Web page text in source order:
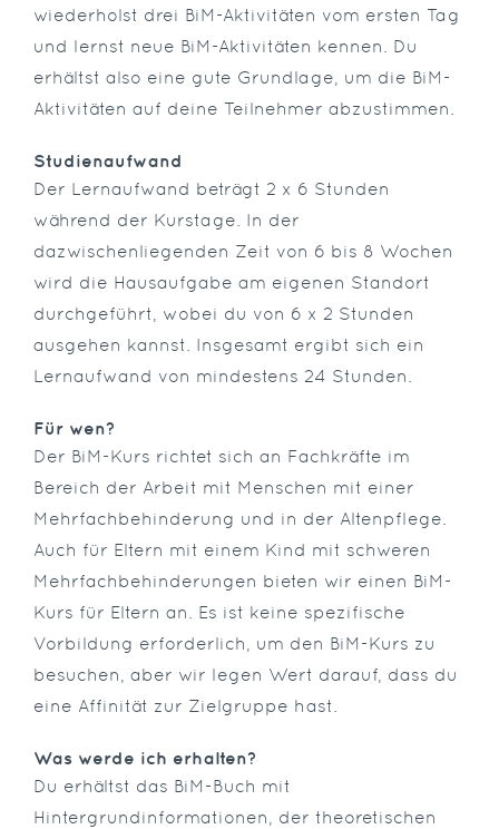
wiederholst drei BiM-Aktivitäten vom ersten Tag
und lernst neue BiM-Aktivitäten kennen. Du
erhältst also eine gute Grundlage, um die BiM-
Aktivitäten auf deine Teilnehmer abzustimmen.
Studienaufwand
Der Lernaufwand beträgt 2 x 6 Stunden
während der Kurstage. In der
dazwischenliegenden Zeit von 6 bis 8 Wochen
wird die Hausaufgabe am eigenen Standort
durchgeführt, wobei du von 6 x 2 Stunden
ausgehen kannst. Insgesamt ergibt sich ein
Lernaufwand von mindestens 24 Stunden.
Für wen?
Der BiM-Kurs richtet sich an Fachkräfte im
Bereich der Arbeit mit Menschen mit einer
Mehrfachbehinderung und in der Altenpflege.
Auch für Eltern mit einem Kind mit schweren
Mehrfachbehinderungen bieten wir einen BiM-
Kurs für Eltern an. Es ist keine spezifische
Vorbildung erforderlich, um den BiM-Kurs zu
besuchen, aber wir legen Wert darauf, dass du
eine Affinität zur Zielgruppe hast.
Was werde ich erhalten?
Du erhältst das BiM-Buch mit
Hintergrundinformationen, der theoretischen